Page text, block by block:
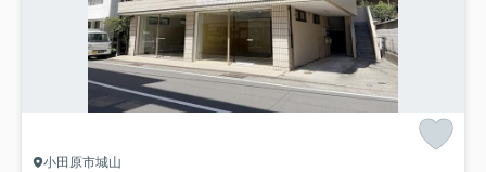
小田原市城山